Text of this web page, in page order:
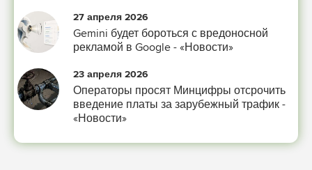
27 апреля 2026
Gemini будет бороться с вредоносной
рекламой в Google - «Новости»
23 апреля 2026
Операторы просят Минцифры отсрочить
введение платы за зарубежный трафик -
«Новости»